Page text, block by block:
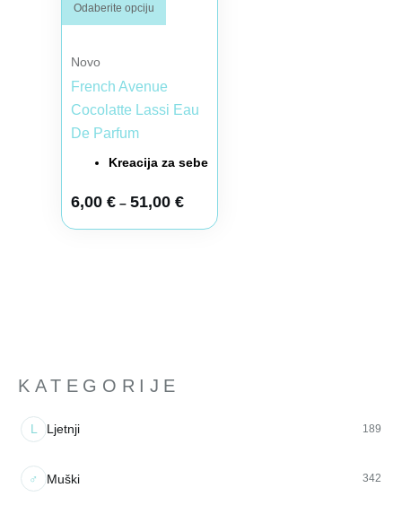
KATEGORIJE
L Ljetnji 189
♂ Muški 342
Odaberite opciju
Novo
French Avenue
Cocolatte Lassi Eau
De Parfum
Kreacija za sebe
6,00 € – 51,00 €